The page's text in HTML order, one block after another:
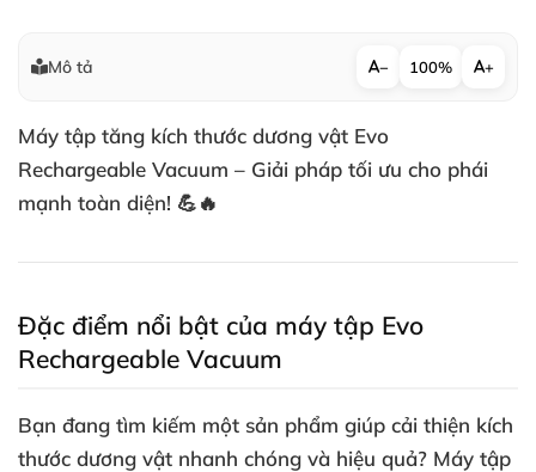
Mô tả − 100% +
Máy tập tăng kích thước dương vật Evo
Rechargeable Vacuum – Giải pháp tối ưu cho phái
mạnh toàn diện! 💪🔥
Đặc điểm nổi bật của máy tập Evo
Rechargeable Vacuum
Bạn đang tìm kiếm một sản phẩm giúp cải thiện kích
thước dương vật nhanh chóng và hiệu quả? Máy tập